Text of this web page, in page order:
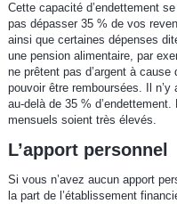
Cette capacité d’endettement
pas dépasser 35 % de vos
ainsi que certaines dépenses
une pension alimentaire, par
ne prêtent pas d’argent à
pouvoir être remboursées. Il
au-delà de 35 %
mensuels soient très élevés.
L’apport personnel
Si vous n’avez aucun apport
la part de l’établissement